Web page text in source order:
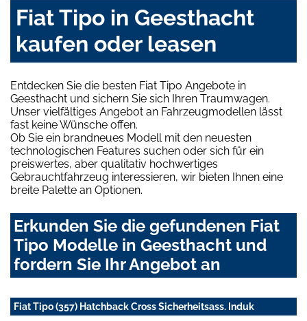
Fiat Tipo in Geesthacht
kaufen oder leasen
Entdecken Sie die besten Fiat Tipo Angebote in
Geesthacht und sichern Sie sich Ihren Traumwagen.
Unser vielfältiges Angebot an Fahrzeugmodellen lässt
fast keine Wünsche offen.
Ob Sie ein brandneues Modell mit den neuesten
technologischen Features suchen oder sich für ein
preiswertes, aber qualitativ hochwertiges
Gebrauchtfahrzeug interessieren, wir bieten Ihnen eine
breite Palette an Optionen.
Erkunden Sie die gefundenen Fiat
Tipo Modelle in Geesthacht und
fordern Sie Ihr Angebot an
Fiat Tipo (357) Hatchback Cross Sicherheitsass. Induk